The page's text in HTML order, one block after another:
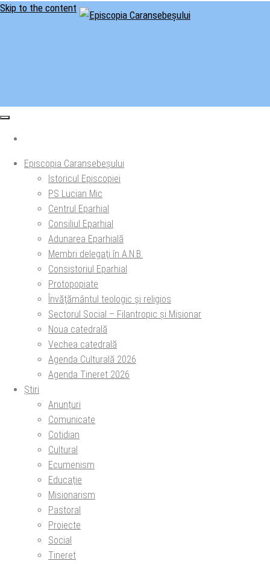
Skip to the content
Episcopia Caransebeșului
Istoricul Episcopiei
PS Lucian Mic
Centrul Eparhial
Consiliul Eparhial
Adunarea Eparhială
Membri delegaţi în A.N.B.
Consistoriul Eparhial
Protopopiate
Învăţământul teologic şi religios
Sectorul Social – Filantropic și Misionar
Noua catedrală
Vechea catedrală
Agenda Culturală 2026
Agenda Tineret 2026
Știri
Anunțuri
Comunicate
Cotidian
Cultural
Ecumenism
Educație
Misionarism
Pastoral
Proiecte
Social
Tineret